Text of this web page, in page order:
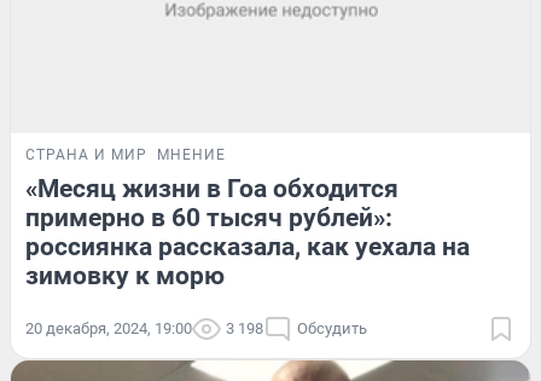
СТРАНА И МИР МНЕНИЕ
«Месяц жизни в Гоа обходится
примерно в 60 тысяч рублей»:
россиянка рассказала, как уехала на
зимовку к морю
20 декабря, 2024, 19:00 3 198 Обсудить